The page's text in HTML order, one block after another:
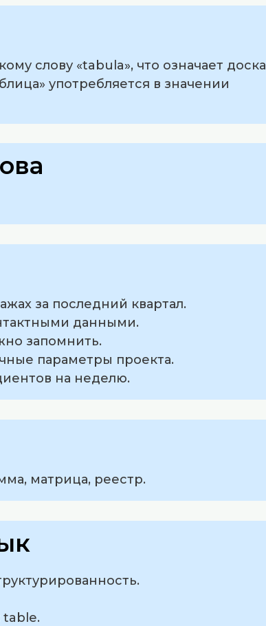
слову «tabula», что означает доска
употребляется в значении
за последний квартал.
данными.
запомнить.
параметры проекта.
на неделю.
матрица, реестр.
table.